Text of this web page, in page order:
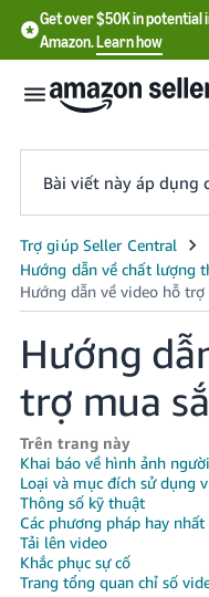
Get over $50K in
Amazon.Learn how
English
- US
文
-
CN
한
국
어
-
KR
Bài viết này áp dụng
Hướng
trợ mua
Trên trang này
Khai báo về hình ảnh
Loại và mục đích sử dụng
Thông số kỹ thuật
Các phương pháp hay nhất
Tải lên video
Khắc phục sự cố
Trang tổng quan chỉ số